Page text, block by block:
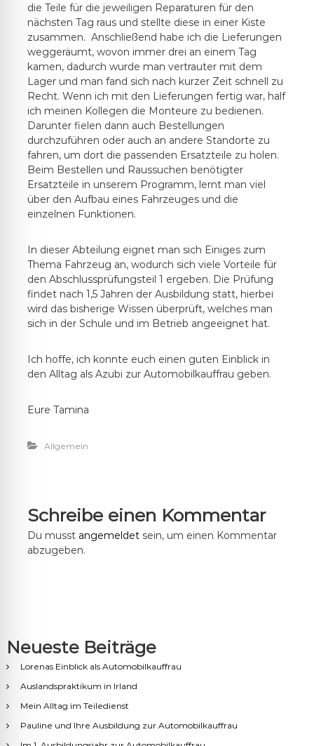
die Teile für die jeweiligen Reparaturen für den
nächsten Tag raus und stellte diese in einer Kiste
zusammen. Anschließend habe ich die Lieferungen
weggeräumt, wovon immer drei an einem Tag
kamen, dadurch wurde man vertrauter mit dem
Lager und man fand sich nach kurzer Zeit schnell zu
Recht. Wenn ich mit den Lieferungen fertig war, half
ich meinen Kollegen die Monteure zu bedienen.
Darunter fielen dann auch Bestellungen
durchzuführen oder auch an andere Standorte zu
fahren, um dort die passenden Ersatzteile zu holen.
Beim Bestellen und Raussuchen benötigter
Ersatzteile in unserem Programm, lernt man viel
über den Aufbau eines Fahrzeuges und die
einzelnen Funktionen.
In dieser Abteilung eignet man sich Einiges zum
Thema Fahrzeug an, wodurch sich viele Vorteile für
den Abschlussprüfungsteil 1 ergeben. Die Prüfung
findet nach 1,5 Jahren der Ausbildung statt, hierbei
wird das bisherige Wissen überprüft, welches man
sich in der Schule und im Betrieb angeeignet hat.
Ich hoffe, ich konnte euch einen guten Einblick in
den Alltag als Azubi zur Automobilkauffrau geben.
Eure Tamina
Allgemein
Schreibe einen Kommentar
Du musst angemeldetsein, um einen Kommentar
abzugeben.
Neueste Beiträge
Lorenas Einblick als Automobilkauffrau
Auslandspraktikum in Irland
Mein Alltag im Teiledienst
Pauline und Ihre Ausbildung zur Automobilkauffrau